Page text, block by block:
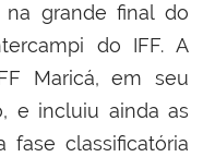
grande final do
do IFF. A
Maricá, em seu
e incluiu ainda as
fase classificatória